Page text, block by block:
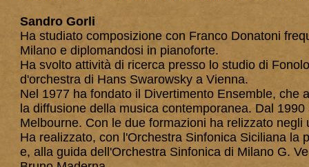
Sandro Gorli
Ha studiato composizione con Franco Donatoni
Milano e diplomandosi in pianoforte.
Ha svolto attività di ricerca presso lo studio di
d'orchestra di Hans Swarowsky a Vienna.
Nel 1977 ha fondato il Divertimento Ensemble, che
la diffusione della musica contemporanea. Dal
Melbourne. Con le due formazioni ha relizzato
Ha realizzato, con l'Orchestra Sinfonica Siciliana la
e, alla guida dell'Orchestra Sinfonica di Milano G.